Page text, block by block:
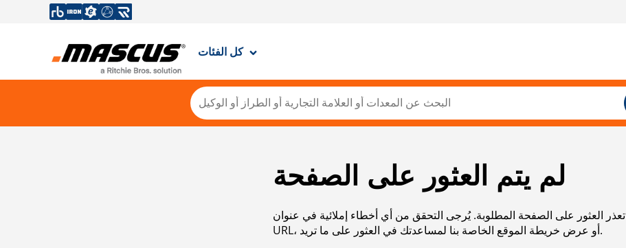
كل الفئات
لم يتم العثور على الصفحة
تعذر العثور على الصفحة المطلوبة. يُرجى التحقق من أي أخطاء إملائية في عنوان
URL، أو عرض خريطة الموقع الخاصة بنا لمساعدتك في العثور على ما تريد.